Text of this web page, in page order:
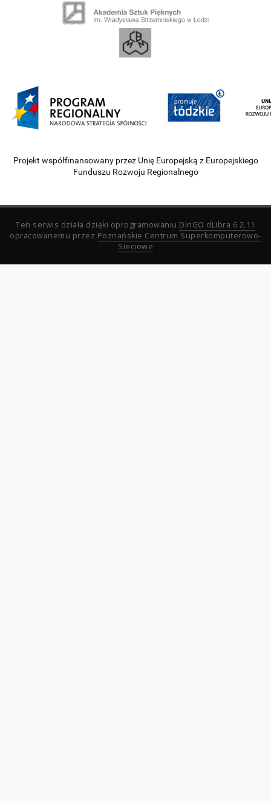
Projekt współfinansowany przez Unię Europejską z Europejskiego
Funduszu Rozwoju Regionalnego
Ten serwis działa dzięki oprogramowaniu DInGO dLibra 6.2.11
opracowanemu przez Poznańskie Centrum Superkomputerowo-
Sieciowe